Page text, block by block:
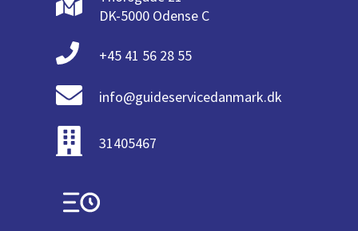
DK-5000 Odense C
+45 41 56 28 55
info@guideservicedanmark.dk
31405467